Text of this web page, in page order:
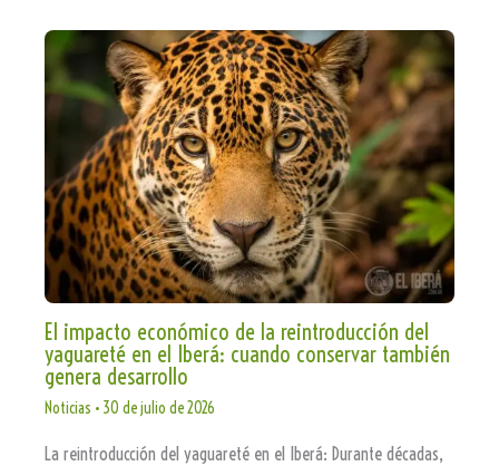
El impacto económico de la reintroducción del
yaguareté en el Iberá: cuando conservar también
genera desarrollo
Noticias • 30 de julio de 2026
La reintroducción del yaguareté en el Iberá: Durante décadas,